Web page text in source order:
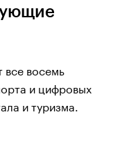
восемь
и цифровых
и туризма.